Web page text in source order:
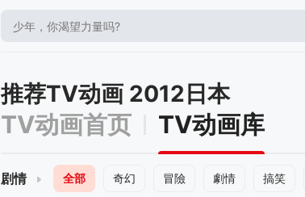
推荐TV动画 2012日本
TV动画首页 TV动画库
剧情 全部 奇幻 冒險 劇情 搞笑